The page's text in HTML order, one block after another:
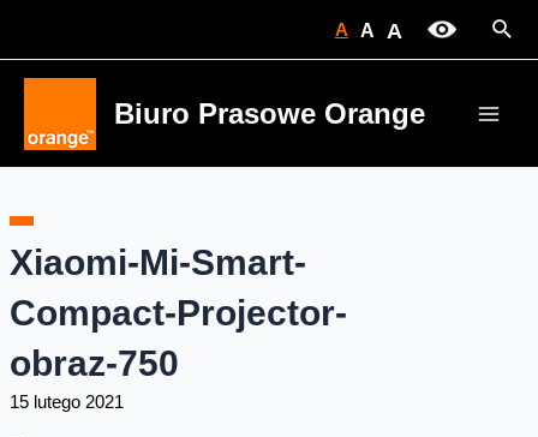
A A A
Biuro Prasowe Orange
Xiaomi-Mi-Smart-
Compact-Projector-
obraz-750
15 lutego 2021